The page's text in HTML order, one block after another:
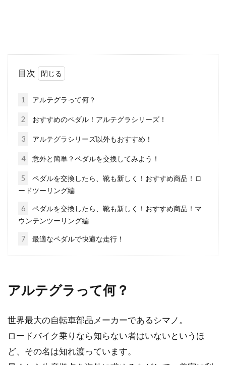
ロードバイクのホイールやスポーク
について
ホイールやスポークは、ロードバイクを構成す
自転車にはハンドルが多種類あります。形状も
たりするんです...
ハンドルを調整する際に知っておき
目次
1 アルテグラって何？
2 おすすめのペダル！アルテグラシリーズ！
3 アルテグラシリーズ以外もおすすめ！
4 意外と簡単？ペダルを交換してみよう！
5
ペダルを交換したら、靴も新しく！おすすめ商品！ロ
ードツーリング編
6
ペダルを交換したら、靴も新しく！おすすめ商品！マ
ウンテンツーリング編
7 最適なペダルで快適な走行！
アルテグラって何？
世界最大の自転車部品メーカーであるシマノ。
ロードバイク乗りなら知らない者はいないというほ
ど、その名は知れ渡っています。